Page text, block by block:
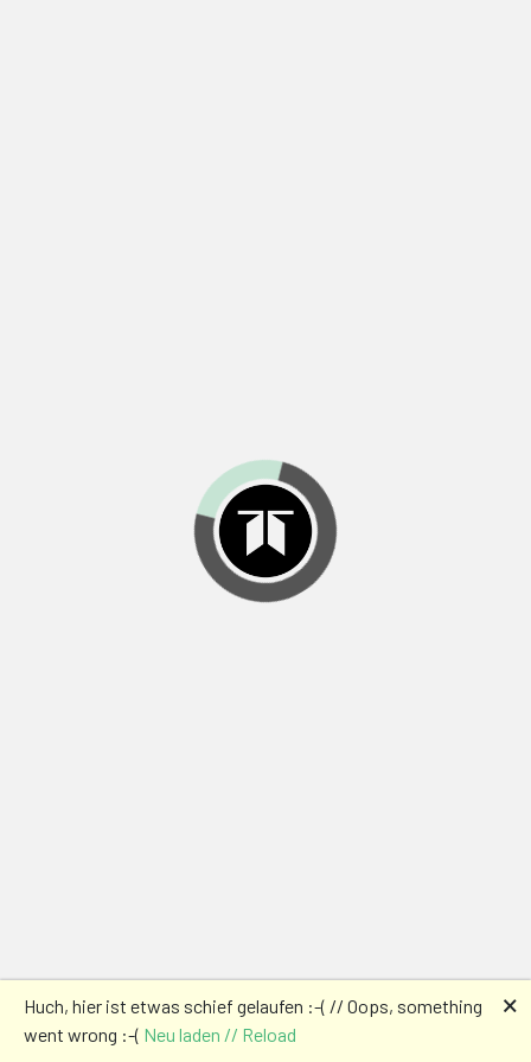
Huch, hier ist etwas schief gelaufen :-( // Oops, something
went wrong :-( Neu laden // Reload
🗙